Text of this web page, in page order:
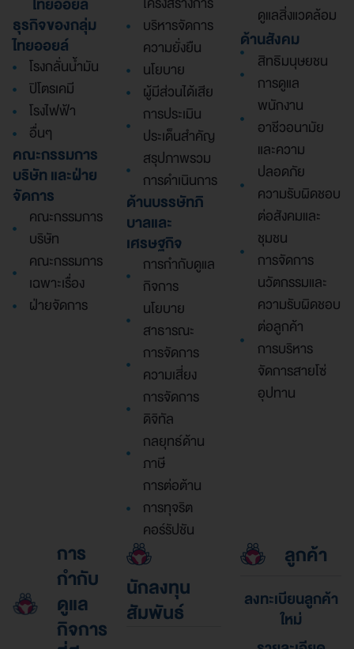
ธุรกิจของกลุ่ม
ไทยออยล์
โรงกลั่นน้ำมัน
ปิโตรเคมี
โรงไฟฟ้า
อื่นๆ
คณะกรรมการ
บริษัท และฝ่าย
จัดการ
คณะกรรมการ
บริษัท
คณะกรรมการ
เฉพาะเรื่อง
ฝ่ายจัดการ
บริหารจัดการ
ความยั่งยืน
นโยบาย
ผู้มีส่วนได้เสีย
การประเมิน
ประเด็นสำคัญ
สรุปภาพรวม
การดำเนินการ
ด้านบรรษัทภิ
บาลและ
เศรษฐกิจ
การกำกับดูแล
กิจการ
นโยบาย
สาธารณะ
การจัดการ
ความเสี่ยง
การจัดการ
ดิจิทัล
กลยุทธ์ด้าน
ภาษี
การต่อต้าน
การทุจริต
คอร์รัปชัน
ดูแลสิ่งแวดล้อม
ด้านสังคม
สิทธิมนุษยชน
การดูแล
พนักงาน
อาชีวอนามัย
และความ
ปลอดภัย
ความรับผิดชอบ
ต่อสังคมและ
ชุมชน
การจัดการ
นวัตกรรมและ
ความรับผิดชอบ
ต่อลูกค้า
การบริหาร
จัดการสายโซ่
อุปทาน
การ
กำกับ
ดูแล
กิจการ
นักลงทุน
สัมพันธ์
ลูกค้า
ลงทะเบียนลูกค้า
ใหม่